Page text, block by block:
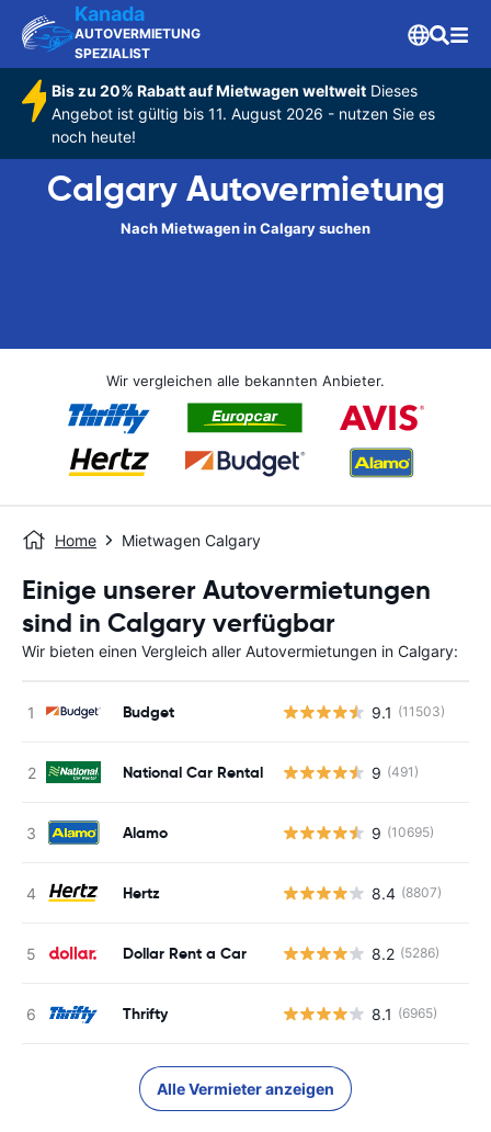
Kanada
AUTOVERMIETUNG
SPEZIALIST
Bis zu 20% Rabatt auf Mietwagen weltweitDieses
Angebot ist gültig bis 11. August 2026 - nutzen Sie es
noch heute!
Calgary Autovermietung
Nach Mietwagen in Calgary suchen
Wir vergleichen alle bekannten Anbieter.
Home Mietwagen Calgary
Einige unserer Autovermietungen
sind in Calgary verfügbar
Wir bieten einen Vergleich aller Autovermietungen in Calgary:
Budget 9.1 (11503)
National Car Rental 9 (491)
Alamo 9 (10695)
Hertz 8.4 (8807)
Dollar Rent a Car 8.2 (5286)
Thrifty 8.1 (6965)
Alle Vermieter anzeigen